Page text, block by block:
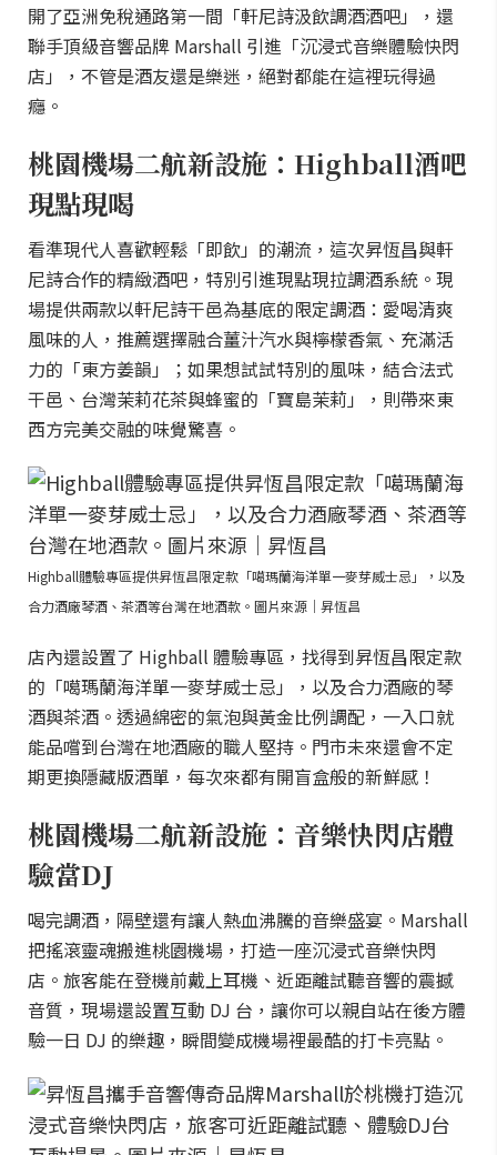
開了亞洲免稅通路第一間「軒尼詩汲飲調酒酒吧」，還
聯手頂級音響品牌 Marshall 引進「沉浸式音樂體驗快閃
店」，不管是酒友還是樂迷，絕對都能在這裡玩得過
癮。
桃園機場二航新設施：Highball酒吧
現點現喝
看準現代人喜歡輕鬆「即飲」的潮流，這次昇恆昌與軒
尼詩合作的精緻酒吧，特別引進現點現拉調酒系統。現
場提供兩款以軒尼詩干邑為基底的限定調酒：愛喝清爽
風味的人，推薦選擇融合薑汁汽水與檸檬香氣、充滿活
力的「東方姜韻」；如果想試試特別的風味，結合法式
干邑、台灣茉莉花茶與蜂蜜的「寶島茉莉」，則帶來東
西方完美交融的味覺驚喜。
Highball體驗專區提供昇恆昌限定款「噶瑪蘭海洋單一麥芽威士忌」，以及
合力酒廠琴酒、茶酒等台灣在地酒款。圖片來源｜昇恆昌
店內還設置了 Highball 體驗專區，找得到昇恆昌限定款
的「噶瑪蘭海洋單一麥芽威士忌」，以及合力酒廠的琴
酒與茶酒。透過綿密的氣泡與黃金比例調配，一入口就
能品嚐到台灣在地酒廠的職人堅持。門市未來還會不定
期更換隱藏版酒單，每次來都有開盲盒般的新鮮感！
桃園機場二航新設施：音樂快閃店體
驗當DJ
喝完調酒，隔壁還有讓人熱血沸騰的音樂盛宴。Marshall
把搖滾靈魂搬進桃園機場，打造一座沉浸式音樂快閃
店。旅客能在登機前戴上耳機、近距離試聽音響的震撼
音質，現場還設置互動 DJ 台，讓你可以親自站在後方體
驗一日 DJ 的樂趣，瞬間變成機場裡最酷的打卡亮點。